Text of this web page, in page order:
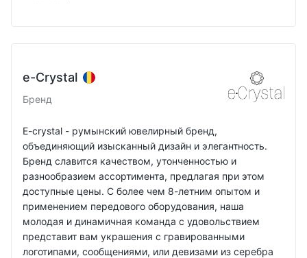
e-Crystal
Бренд
E-crystal - румынский ювелирный бренд,
объединяющий изысканный дизайн и элегантность.
Бренд славится качеством, утонченностью и
разнообразием ассортимента, предлагая при этом
доступные цены. С более чем 8-летним опытом и
применением передового оборудования, наша
молодая и динамичная команда с удовольствием
представит вам украшения с гравированными
логотипами, сообщениями, или девизами из серебра